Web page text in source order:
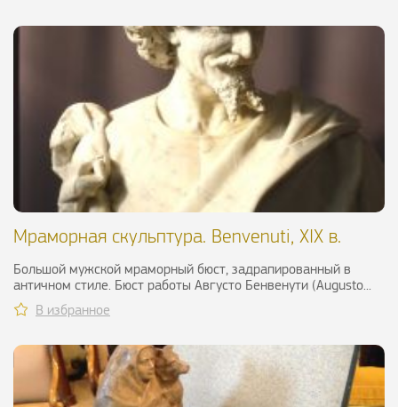
Мраморная скульптура. Benvenuti, XIX в.
Большой мужской мраморный бюст, задрапированный в
античном стиле. Бюст работы Августо Бенвенути (Augusto...
В избранное